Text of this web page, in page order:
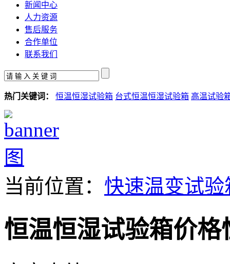
新闻中心
人力资源
售后服务
合作单位
联系我们
热门关键词： 恒温恒湿试验箱 台式恒温恒湿试验箱 高温试验
当前位置： 快速温变试验
恒温恒湿试验箱价格